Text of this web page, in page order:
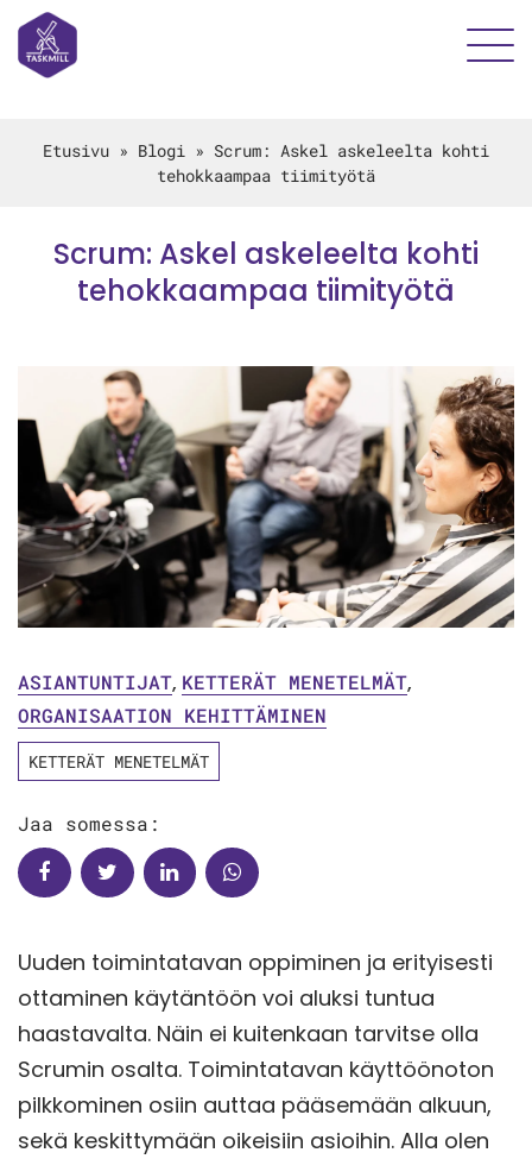
Etusivu » Blogi » Scrum: Askel askeleelta kohti
tehokkaampaa tiimityötä
Scrum: Askel askeleelta kohti
tehokkaampaa tiimityötä
ASIANTUNTIJAT, KETTERÄT MENETELMÄT,
ORGANISAATION KEHITTÄMINEN
KETTERÄT MENETELMÄT
Jaa somessa:
Uuden toimintatavan oppiminen ja erityisesti
ottaminen käytäntöön voi aluksi tuntua
haastavalta. Näin ei kuitenkaan tarvitse olla
Scrumin osalta. Toimintatavan käyttöönoton
pilkkominen osiin auttaa pääsemään alkuun,
sekä keskittymään oikeisiin asioihin. Alla olen